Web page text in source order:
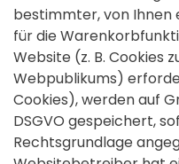
bestimmter, von Ihnen
für die
Website (z. B. Cookies
Webpublikums)
Cookies), werden auf
DSGVO gespeichert,
Rechtsgrundlage